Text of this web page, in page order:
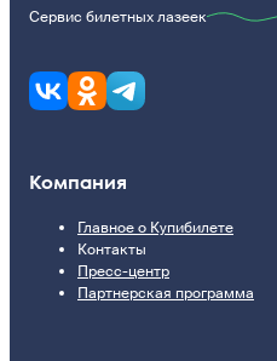
Сервис билетных лазеек
Компания
Главное о Купибилете
Контакты
Пресс-центр
Партнерская программа